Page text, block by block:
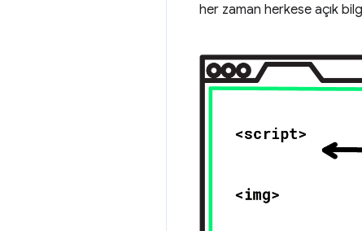
her zaman herkese açık